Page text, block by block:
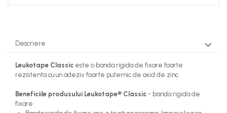
Descriere
Leukotape Classic este o banda rigida de fixare foarte
rezistenta cu un adeziv foarte puternic de oxid de zinc.
Beneficiile produsului Leukotape® Classic - banda rigida de
fixare